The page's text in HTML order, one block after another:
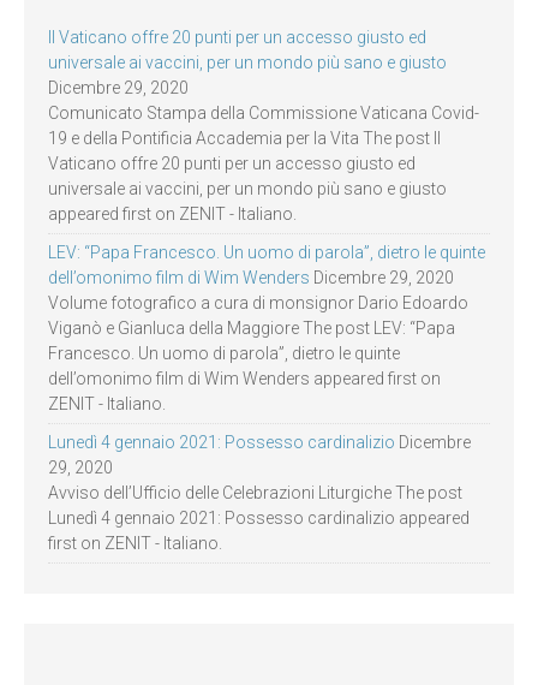
Il Vaticano offre 20 punti per un accesso giusto ed
universale ai vaccini, per un mondo più sano e giusto
Dicembre 29, 2020
Comunicato Stampa della Commissione Vaticana Covid-
19 e della Pontificia Accademia per la Vita The post Il
Vaticano offre 20 punti per un accesso giusto ed
universale ai vaccini, per un mondo più sano e giusto
appeared first on ZENIT - Italiano.
LEV: “Papa Francesco. Un uomo di parola”, dietro le quinte
dell’omonimo film di Wim Wenders Dicembre 29, 2020
Volume fotografico a cura di monsignor Dario Edoardo
Viganò e Gianluca della Maggiore The post LEV: “Papa
Francesco. Un uomo di parola”, dietro le quinte
dell’omonimo film di Wim Wenders appeared first on
ZENIT - Italiano.
Lunedì 4 gennaio 2021: Possesso cardinalizio Dicembre
29, 2020
Avviso dell’Ufficio delle Celebrazioni Liturgiche The post
Lunedì 4 gennaio 2021: Possesso cardinalizio appeared
first on ZENIT - Italiano.